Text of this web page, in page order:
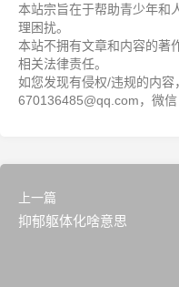
本站宗旨在于帮助青少年和
理困扰。
本站不拥有文章和内容的著
相关法律责任。
如您发现有侵权/违规的内容
670136485@qq.com，微信
上一篇
抑郁躯体化啥意思